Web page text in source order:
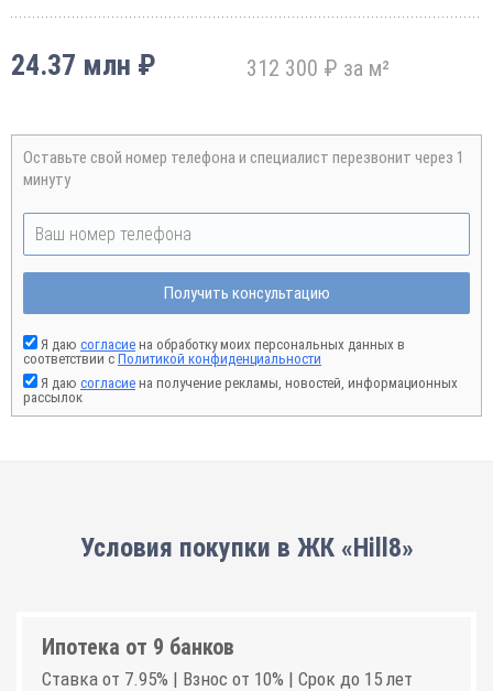
24.37 млн ₽ 312 300 ₽ за м²
Оставьте свой номер телефона и специалист перезвонит через 1
минуту
Получить консультацию
Я даю согласие на обработку моих персональных данных в
соответствии с Политикой конфиденциальности
Я даю согласие на получение рекламы, новостей, информационных
рассылок
Условия покупки в ЖК «Hill8»
Ипотека от 9 банков
Ставка от 7.95% | Взнос от 10% | Срок до 15 лет